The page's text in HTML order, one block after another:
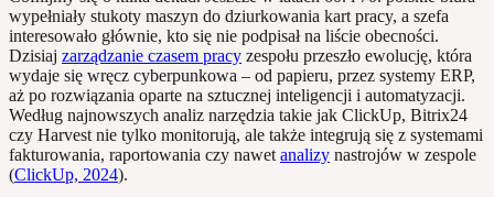
wypełniały stukoty maszyn do dziurkowania kart pracy, a szefa
interesowało głównie, kto się nie podpisał na liście obecności.
Dzisiaj zarządzanie czasem pracy zespołu przeszło ewolucję, która
wydaje się wręcz cyberpunkowa – od papieru, przez systemy ERP,
aż po rozwiązania oparte na sztucznej inteligencji i automatyzacji.
Według najnowszych analiz narzędzia takie jak ClickUp, Bitrix24
czy Harvest nie tylko monitorują, ale także integrują się z systemami
fakturowania, raportowania czy nawet analizy nastrojów w zespole
(ClickUp, 2024).